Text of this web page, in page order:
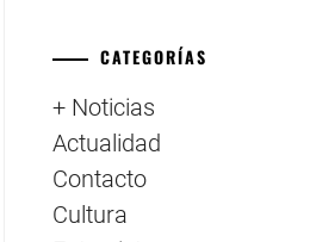
CATEGORÍAS
+ Noticias
Actualidad
Contacto
Cultura